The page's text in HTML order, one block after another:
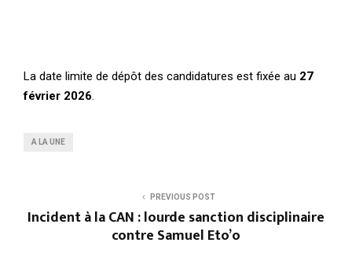
La date limite de dépôt des candidatures est fixée au 27
février 2026
A LA UNE
PREVIOUS POST
Incident à la CAN : lourde sanction disciplinaire
contre Samuel Eto’o